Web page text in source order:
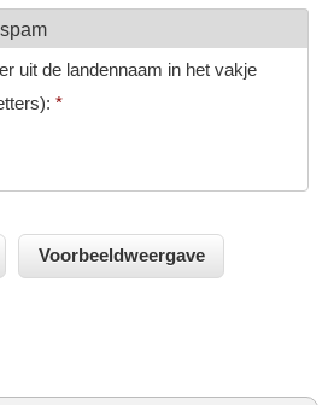
uit de landennaam in het vakje
*